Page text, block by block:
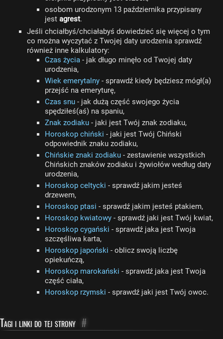
osobom urodzonym 13 października przypisany
jest agrest.
Jeśli chciałbyś/chciałabyś dowiedzieć się więcej o tym
co można wyczytać z Twojej daty urodzenia sprawdź
również inne kalkulatory:
Czas życia - jak długo minęło od Twojej daty
urodzenia,
Wiek emerytalny - sprawdź kiedy będziesz mógł(a)
przejść na emeryturę,
Czas snu - jak dużą część swojego życia
spędziłeś(aś) na spaniu,
Znak zodiaku - jaki jest Twój znak zodiaku,
Horoskop chiński - jaki jest Twój Chiński
odpowiednik znaku zodiaku,
Chińskie znaki zodiaku - zestawienie wszystkich
Chińskich znaków zodiaku i żywiołów według daty
urodzenia,
Horoskop celtycki - sprawdź jakim jesteś
drzewem,
Horoskop ptasi - sprawdź jakim jesteś ptakiem,
Horoskop kwiatowy - sprawdź jaki jest Twój kwiat,
Horoskop cygański - sprawdź jaka jest Twoja
szczęśliwa karta,
Horoskop japoński - oblicz swoją liczbę
opiekuńczą,
Horoskop marokański - sprawdź jaka jest Twoja
część ciała,
Horoskop rzymski - sprawdź jaki jest Twój owoc.
Tagi i linki do tej strony #